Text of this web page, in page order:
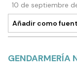
10 de septiembre
Añadir como
GENDARMERÍA